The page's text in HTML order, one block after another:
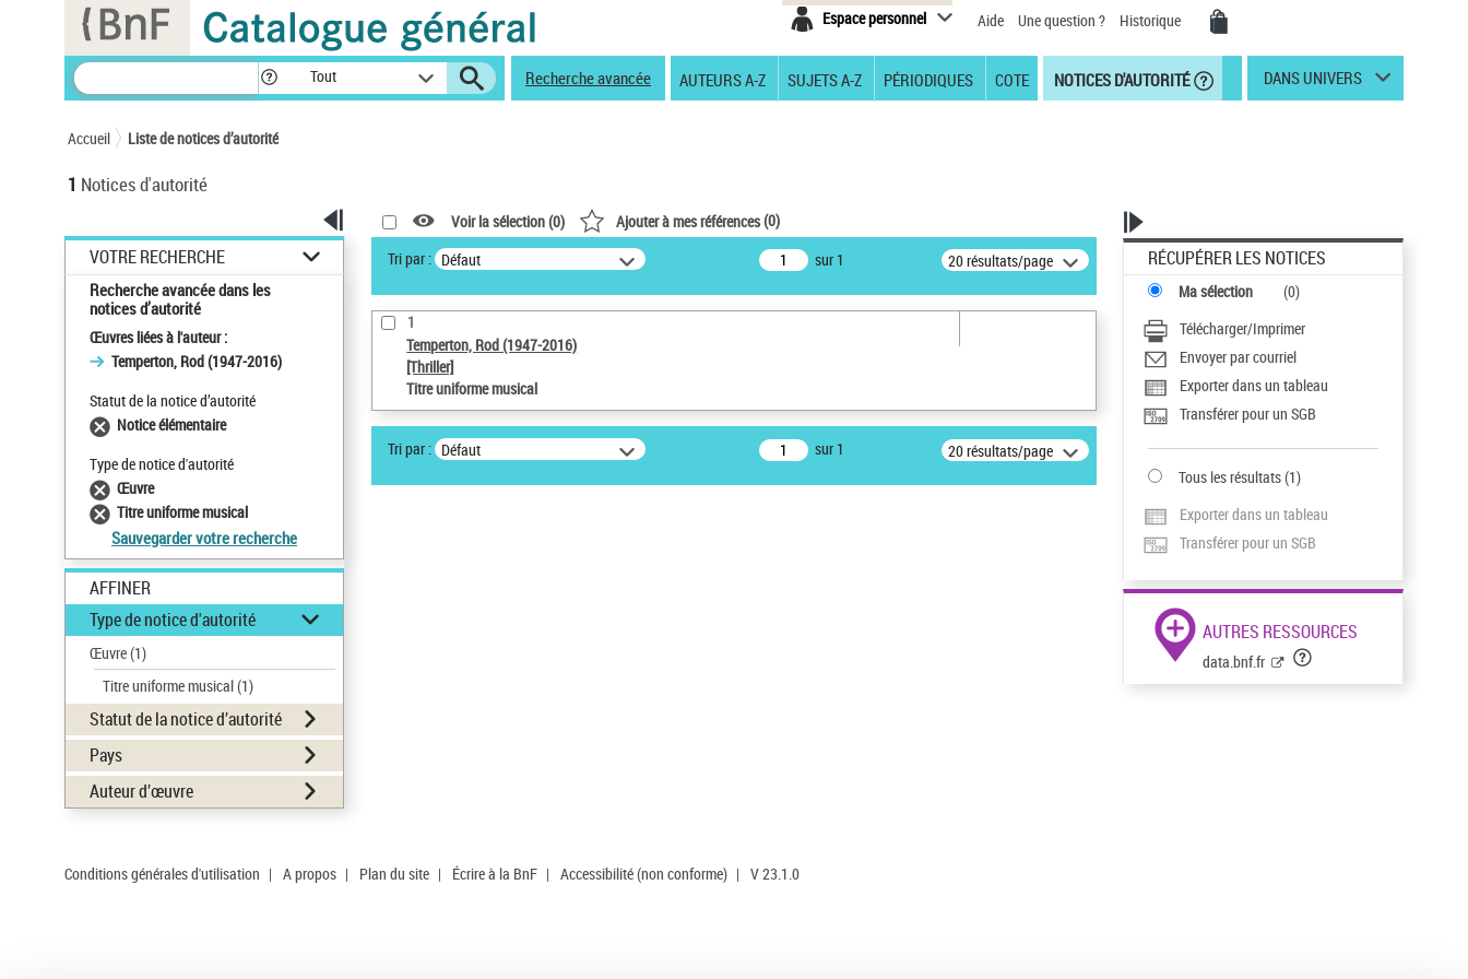
Espace personnel Aide Une question ? Historique
Tout Recherche avancée AUTEURS A-Z SUJETS A-Z PÉRIODIQUES COTE NOTICES D'AUTORITÉ DANS UNIVERS
Accueil Liste de notices d’autorité
1 Notices d'autorité
VOTRE RECHERCHE
Recherche avancée dans les
notices d’autorité
Œuvres liées à l'auteur :
Temperton, Rod (1947-2016)
Statut de la notice d’autorité
Notice élémentaire
Type de notice d'autorité
Œuvre
Titre uniforme musical
Sauvegarder votre recherche
AFFINER
Type de notice d'autorité
Œuvre(1)
Titre uniforme musical(1)
Statut de la notice d’autorité
Pays
Auteur d’œuvre
Voir la sélection (0) Ajouter à mes références(0)
Tri par : Défaut sur 1 20 résultats/page
1
Temperton, Rod (1947-2016)
[Thriller]
Titre uniforme musical
Tri par : Défaut sur 1 20 résultats/page
RÉCUPÉRER LES NOTICES
Ma sélection (0)
Télécharger/Imprimer
Envoyer par courriel
Exporter dans un tableau
Transférer pour un SGB
Tous les résultats(1)
Exporter dans un tableau
Transférer pour un SGB
AUTRES RESSOURCES
data.bnf.fr
Conditions générales d'utilisation | A propos | Plan du site | Écrire à la BnF | Accessibilité (non conforme) | V 23.1.0
Panneau de gestion des cookies